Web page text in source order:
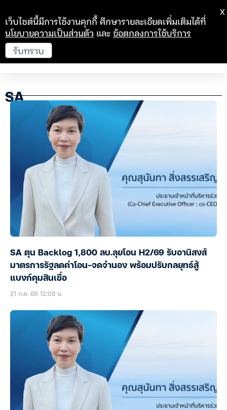
SA
SA ตุน Backlog 1,800 ลบ.ลุยโอน H2/69 รับอานิสงส์
มาตรการรัฐลดค่าโอน-จดจำนอง พร้อมปรับกลยุทธ์สู้
แบงก์คุมสินเชื่อ
21 ก.ค. 69 12:08 น.
เว็บไซต์นี้มีการใช้งานคุกกี้ ศึกษารายละเอียดเพิ่มเติมได้ที่
นโยบายความเป็นส่วนตัว และข้อตกลงการใช้บริการ
รับทราบ
X